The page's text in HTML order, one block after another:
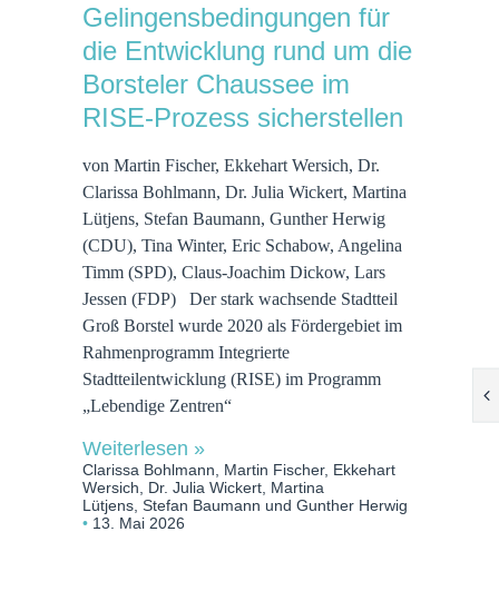
Gelingensbedingungen für
die Entwicklung rund um die
Borsteler Chaussee im
RISE-Prozess sicherstellen
von Martin Fischer, Ekkehart Wersich, Dr.
Clarissa Bohlmann, Dr. Julia Wickert, Martina
Lütjens, Stefan Baumann, Gunther Herwig
(CDU), Tina Winter, Eric Schabow, Angelina
Timm (SPD), Claus-Joachim Dickow, Lars
Jessen (FDP) Der stark wachsende Stadtteil
Groß Borstel wurde 2020 als Fördergebiet im
Rahmenprogramm Integrierte
Stadtteilentwicklung (RISE) im Programm
„Lebendige Zentren“
Weiterlesen »
Clarissa Bohlmann, Martin Fischer, Ekkehart
Wersich, Dr. Julia Wickert, Martina
Lütjens, Stefan Baumann und Gunther Herwig
13. Mai 2026